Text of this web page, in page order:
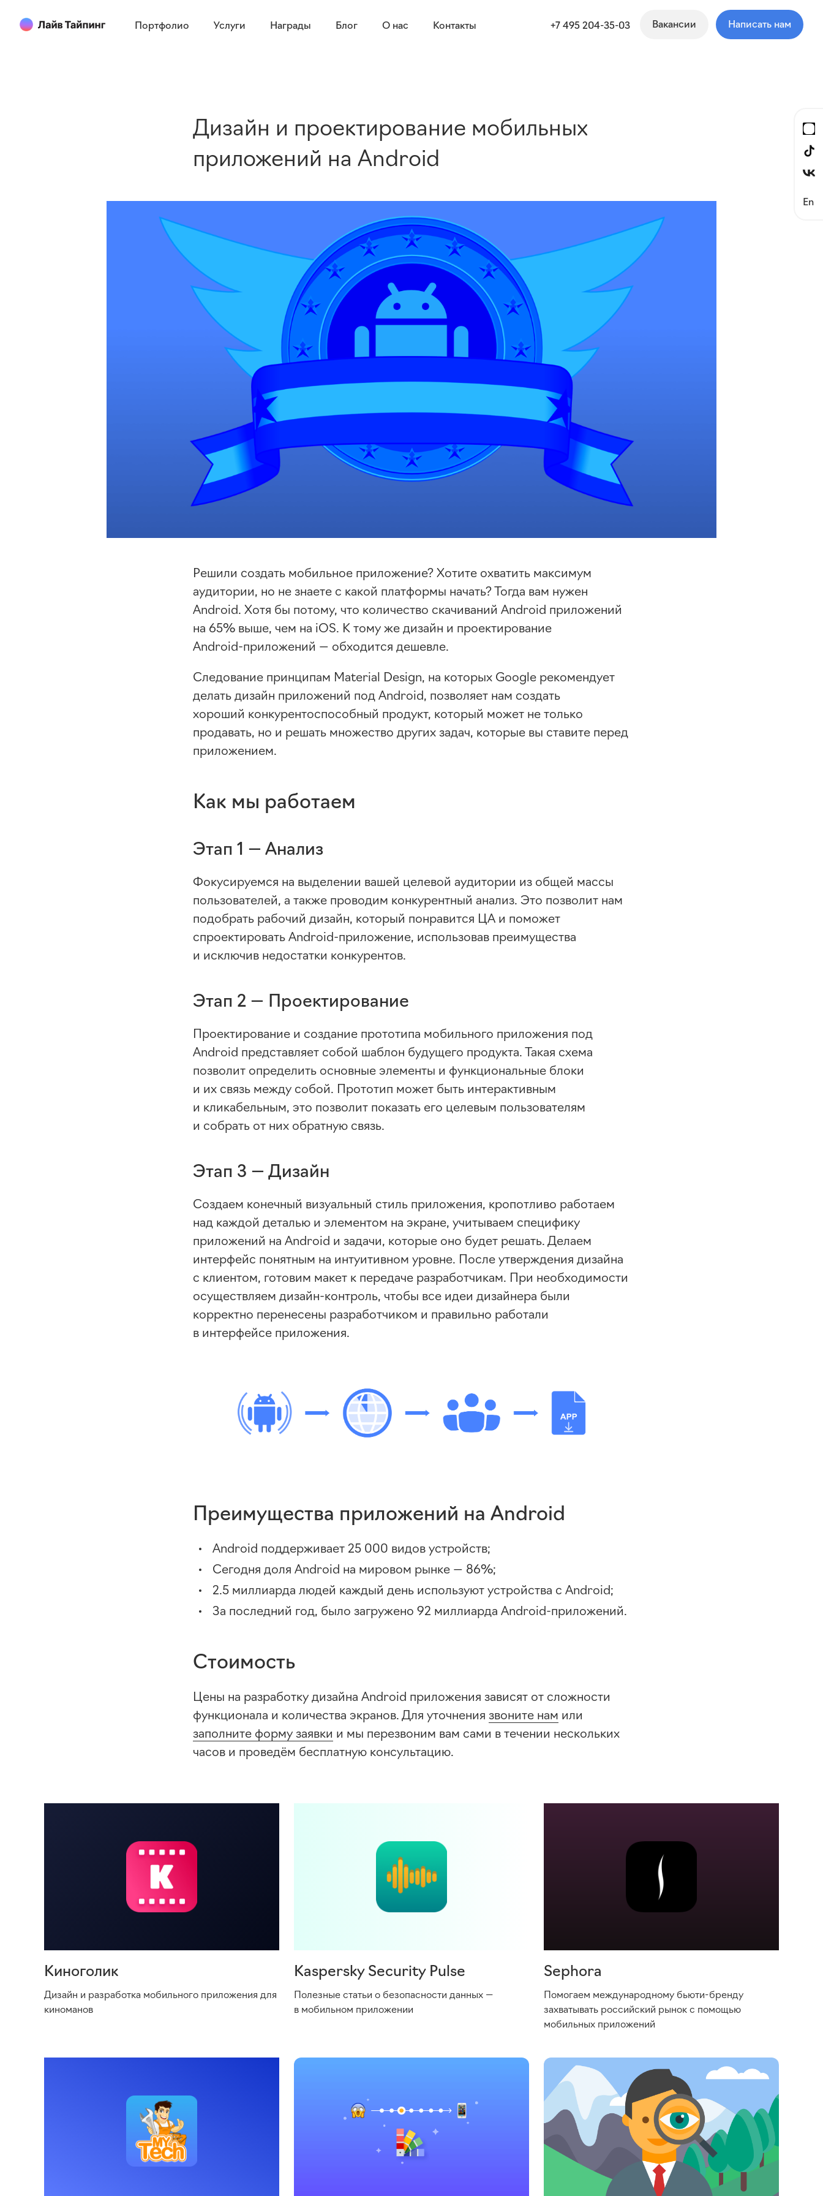
Портфолио Услуги Награды Блог О нас Контакты +7 495 204-35-03 Вакансии Написать нам
En
Дизайн и проектирование мобильных
приложений на Android
Решили создать мобильное приложение? Хотите охватить максимум
аудитории, но не знаете с какой платформы начать? Тогда вам нужен
Android. Хотя бы потому, что количество скачиваний Android приложений
на 65% выше, чем на iOS. К тому же дизайн и проектирование
Android-приложений — обходится дешевле.
Следование принципам Material Design, на которых Google рекомендует
делать дизайн приложений под Android, позволяет нам создать
хороший конкурентоспособный продукт, который может не только
продавать, но и решать множество других задач, которые вы ставите перед
приложением.
Как мы работаем
Этап 1 — Анализ
Фокусируемся на выделении вашей целевой аудитории из общей массы
пользователей, а также проводим конкурентный анализ. Это позволит нам
подобрать рабочий дизайн, который понравится ЦА и поможет
спроектироватьAndroid-приложение, использовав преимущества
и исключив недостатки конкурентов.
Этап 2 — Проектирование
Проектирование и создание прототипа мобильного приложения под
Android представляет собой шаблон будущего продукта. Такая схема
позволит определить основные элементы и функциональные блоки
и их связь между собой. Прототип может быть интерактивным
и кликабельным, это позволит показать его целевым пользователям
и собрать от них обратную связь.
Этап 3 — Дизайн
Создаем конечный визуальный стиль приложения, кропотливо работаем
над каждой деталью и элементом на экране, учитываем специфику
приложений на Android и задачи, которые оно будет решать. Делаем
интерфейс понятным на интуитивном уровне. После утверждения дизайна
с клиентом, готовим макет к передаче разработчикам. При необходимости
осуществляем дизайн-контроль, чтобы все идеи дизайнера были
корректно перенесены разработчиком и правильно работали
в интерфейсе приложения.
Преимущества приложений на Android
Android поддерживает 25 000 видов устройств;
Сегодня доля Android на мировом рынке — 86%;
2.5 миллиарда людей каждый день используют устройства с Android;
За последний год, было загружено 92 миллиарда Android-приложений.
Стоимость
Цены на разработку дизайна Android приложения зависят от сложности
функционала и количества экранов. Для уточнения звоните нам или
заполните форму заявки и мы перезвоним вам сами в течении нескольких
часов и проведём бесплатную консультацию.
Киноголик
Дизайн и разработка мобильного приложения для
киноманов
Kaspersky Security Pulse
Полезные статьи о безопасности данных —
в мобильном приложении
Sephora
Помогаем международному бьюти-бренду
захватывать российский рынок с помощью
мобильных приложений